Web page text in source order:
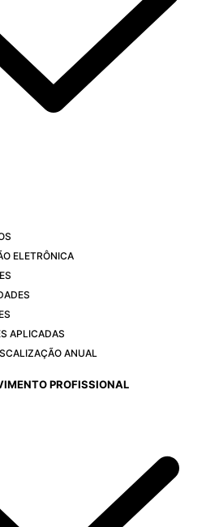
ELETRÔNICA
APLICADAS
ANUAL
PROFISSIONAL